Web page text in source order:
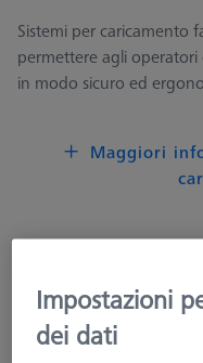
Sistemi per caricamento
permettere agli operatori
in modo sicuro ed
Maggiori
Contact package for
626140-9123-500
Impostazioni
dei dati